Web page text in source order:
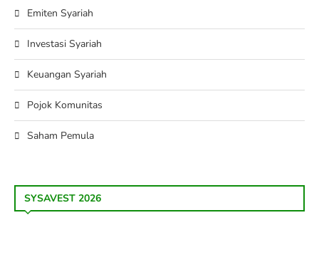
Emiten Syariah
Investasi Syariah
Keuangan Syariah
Pojok Komunitas
Saham Pemula
SYSAVEST 2026